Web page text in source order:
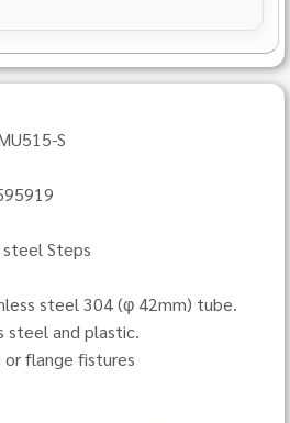
S
Steps
steel 304 (φ 42mm) tube.
steel and plastic.
flange fistures